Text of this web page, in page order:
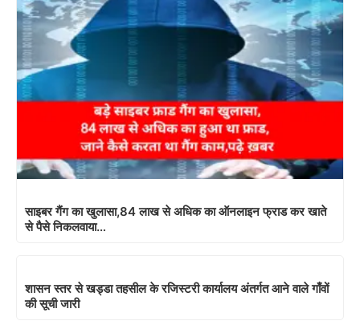
साइबर गैंग का खुलासा,84 लाख से अधिक का ऑनलाइन फ्राड कर खाते
से पैसे निकलवाया…
शासन स्तर से खड्डा तहसील के रजिस्टरी कार्यालय अंतर्गत आने वाले गाँवों
की सूची जारी